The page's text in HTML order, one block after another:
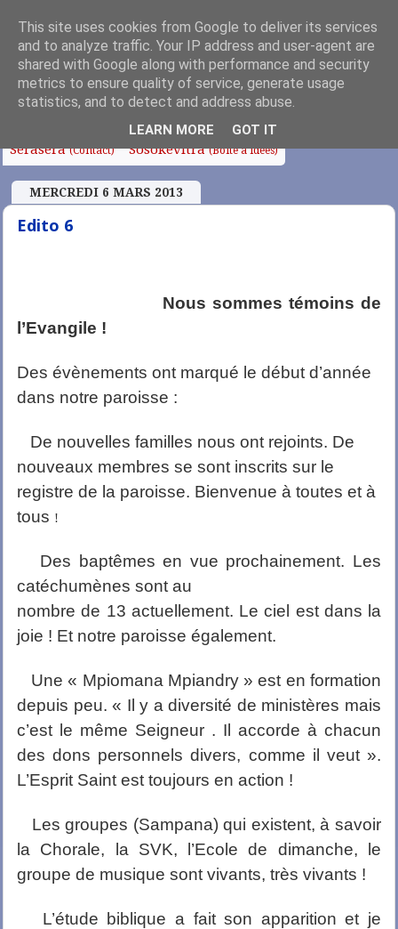
Fanoroana (Index) Fanolorana (Intro) Edito
Anjara Soa
Serasera(Contact) Sosokevitra(Boîte à idées)
MERCREDI 6 MARS 2013
Edito 6
Nous sommes témoins de
l’Evangile !
Des évènements ont marqué le début d’année
dans notre paroisse :
De nouvelles familles nous ont rejoints. De
nouveaux membres se sont inscrits sur le
registre de la paroisse. Bienvenue à toutes et à
tous !
Des baptêmes en vue prochainement. Les
catéchumènes sont au
nombre de 13 actuellement. Le ciel est dans la
joie ! Et notre paroisse également.
Une « Mpiomana Mpiandry » est en formation
depuis peu. « Il y a diversité de ministères mais
c’est le même Seigneur . Il accorde à chacun
des dons personnels divers, comme il veut ».
L’Esprit Saint est toujours en action !
Les groupes (Sampana) qui existent, à savoir
la Chorale, la SVK, l’Ecole de dimanche, le
groupe de musique sont vivants, très vivants !
L’étude biblique a fait son apparition et je
This site uses cookies from Google to deliver its services
and to analyze traffic. Your IP address and user-agent are
shared with Google along with performance and security
metrics to ensure quality of service, generate usage
statistics, and to detect and address abuse.
LEARN MORE GOT IT